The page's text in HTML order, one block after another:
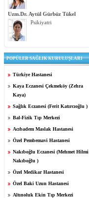
Uzm.Dr. Aytül Gürbüz Tükel
Psikiyatri
POPÜLER SAĞLIK KURULUŞLARI
Türkiye Hastanesi
Kaya Eczanesi Çekmeköy (Zehra
Kaya)
Sağlık Eczanesi (Ferit Katırcıoğlu )
Bal-Fizik Tıp Merkezi
Acıbadem Maslak Hastanesi
Özel Pembemavi Hastanesi
Nakıboğlu Eczanesi (Mehmet Hilmi
Nakıboğlu )
Özel Medikar Hastanesi
Özel Baki Uzun Hastanesi
Altınoluk Ekin Tıp Merkezi